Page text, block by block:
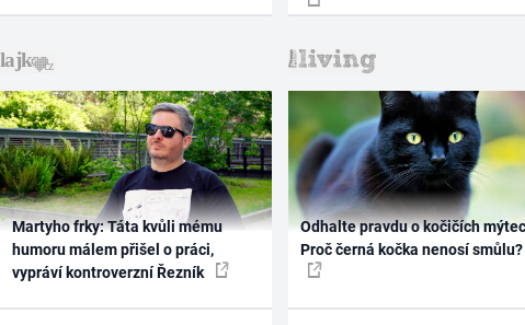
Martyho frky: Táta kvůli mému
humoru málem přišel o práci,
vypráví kontroverzní Řezník
Odhalte pravdu o kočičích
Proč černá kočka nenosí smůlu?